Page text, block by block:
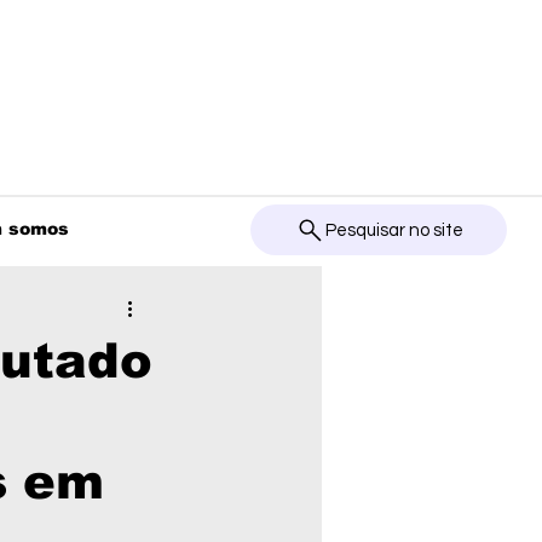
somos Pesquisar no site
em